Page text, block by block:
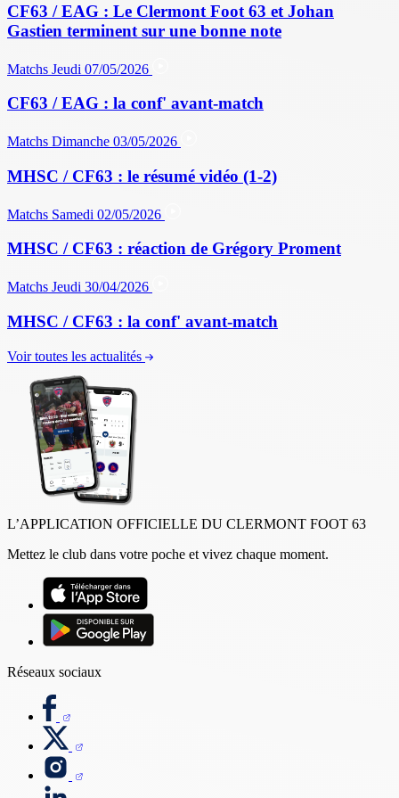
CF63 / EAG : Le Clermont Foot 63 et Johan
Gastien terminent sur une bonne note
Matchs Jeudi 07/05/2026
CF63 / EAG : la conf' avant-match
Matchs Dimanche 03/05/2026
MHSC / CF63 : le résumé vidéo (1-2)
Matchs Samedi 02/05/2026
MHSC / CF63 : réaction de Grégory Proment
Matchs Jeudi 30/04/2026
MHSC / CF63 : la conf' avant-match
Voir toutes les actualités
L’APPLICATION OFFICIELLE DU CLERMONT FOOT 63
Mettez le club dans votre poche et vivez chaque moment.
Réseaux sociaux